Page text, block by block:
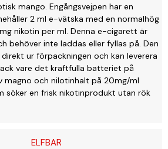
mango. Engångsvejpen har en
2 ml e-vätska med en normalhög
nikotin per ml. Denna e-cigarett är
behöver inte laddas eller fyllas på. Den
ur förpackningen och kan leverera
vare det kraftfulla batteriet på
magno och nilotinhalt på 20mg/ml
söker en frisk nikotinprodukt utan rök
ELFBAR